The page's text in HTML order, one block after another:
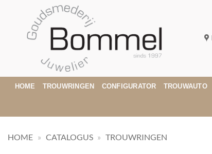
HOME TROUWRINGEN CONFIGURATOR TROUWAUTO
HOME » CATALOGUS » TROUWRINGEN